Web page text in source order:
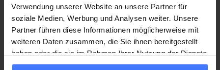
Verwendung unserer Website an unsere Partner für
soziale Medien, Werbung und Analysen weiter. Unsere
Partner führen diese Informationen möglicherweise mit
weiteren Daten zusammen, die Sie ihnen bereitgestellt
haben oder die sie im Rahmen Ihrer Nutzung der Dienste
gesammelt haben.
Werden Sie jetzt Mitglied und erhalten Sie im
Ernstfall250 000 Franken.
Mitglied werden